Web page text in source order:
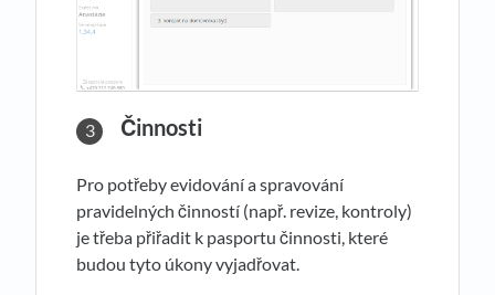
Činnosti
Pro potřeby evidování a spravování
pravidelných činností (např. revize, kontroly)
je třeba přiřadit k pasportu činnosti, které
budou tyto úkony vyjadřovat.